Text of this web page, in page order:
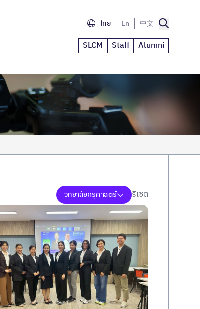
ไทย En 中文
SLCM Staff Alumni
วิทยาลัยครุศาสตร์ รีเซต